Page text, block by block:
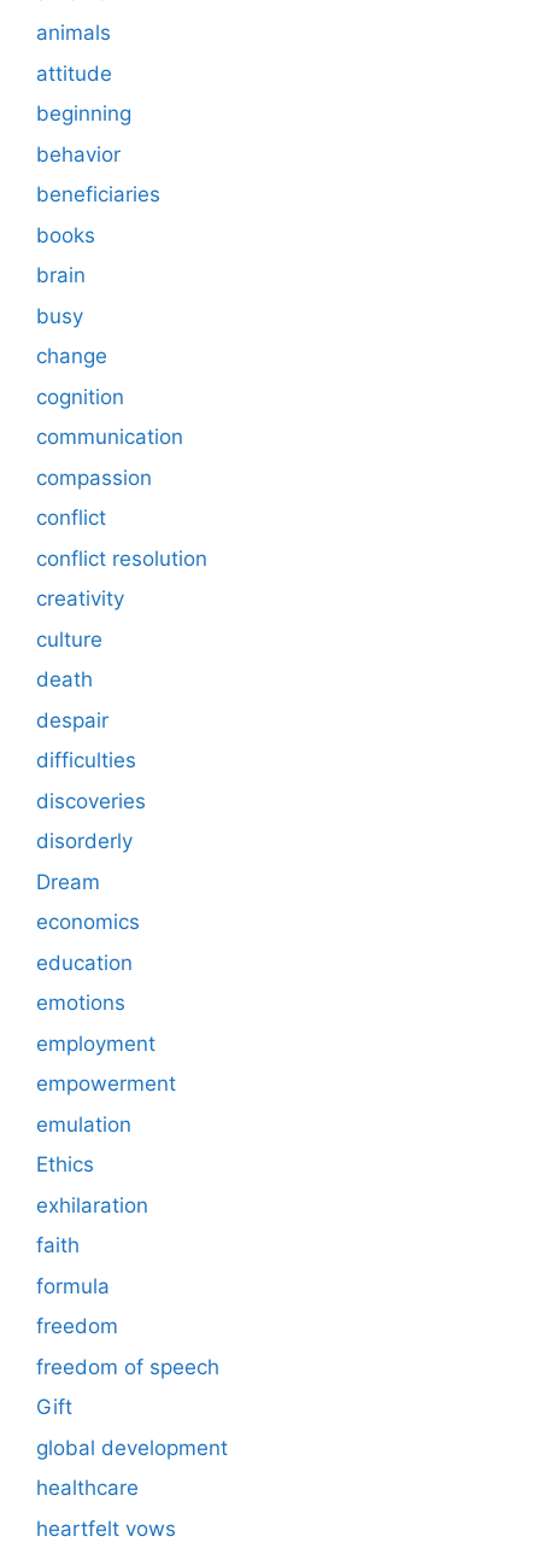
animals
attitude
beginning
behavior
beneficiaries
books
brain
busy
change
cognition
communication
compassion
conflict
conflict resolution
creativity
culture
death
despair
difficulties
discoveries
disorderly
Dream
economics
education
emotions
employment
empowerment
emulation
Ethics
exhilaration
faith
formula
freedom
freedom of speech
Gift
global development
healthcare
heartfelt vows